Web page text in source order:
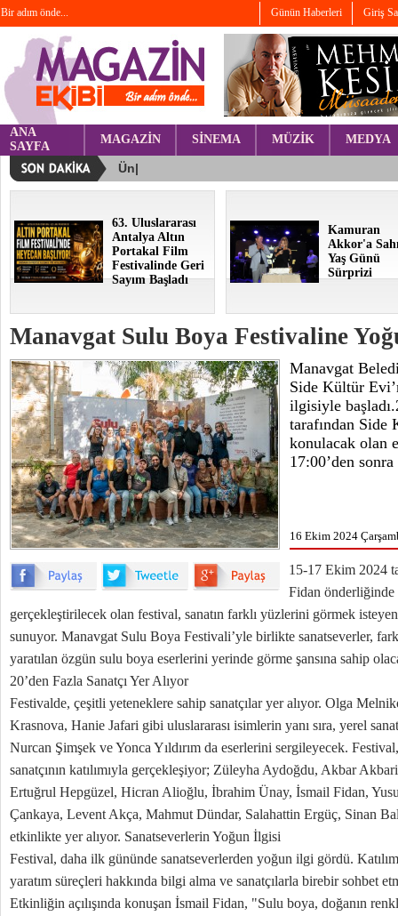
Bir adım önde... Günün Haberleri Giriş
ANA
SAYFA
MAGAZİN SİNEMA MÜZİK MEDYA
63. Uluslararası
Antalya Altın
Portakal Film
Festivalinde Geri
Sayım Başladı
Kamuran
Akkor'a
Yaş Günü
Sürprizi
Manavgat Sulu Boya Festivaline
Manavgat
Side Kültür
ilgisiyle
tarafından Side
konulacak olan
17:00’den
16 Ekim 2024
15-17 Ekim 2024
Fidan önderliğinde
gerçekleştirilecek olan festival, sanatın farklı yüzlerini görmek
sunuyor. Manavgat Sulu Boya Festivali’yle birlikte sanatseverler,
yaratılan özgün sulu boya eserlerini yerinde görme şansına sahip
20’den Fazla Sanatçı Yer Alıyor
Festivalde, çeşitli yeteneklere sahip sanatçılar yer alıyor. Olga
Krasnova, Hanie Jafari gibi uluslararası isimlerin yanı sıra, yerel
Nurcan Şimşek ve Yonca Yıldırım da eserlerini sergileyecek.
sanatçının katılımıyla gerçekleşiyor; Züleyha Aydoğdu, Akbar
Ertuğrul Hepgüzel, Hicran Alioğlu, İbrahim Ünay, İsmail Fidan,
Çankaya, Levent Akça, Mahmut Dündar, Salahattin Ergüç, Sinan
etkinlikte yer alıyor. Sanatseverlerin Yoğun İlgisi
Festival, daha ilk gününde sanatseverlerden yoğun ilgi gördü.
yaratım süreçleri hakkında bilgi alma ve sanatçılarla birebir sohbet
Etkinliğin açılışında konuşan İsmail Fidan, "Sulu boya, doğanın